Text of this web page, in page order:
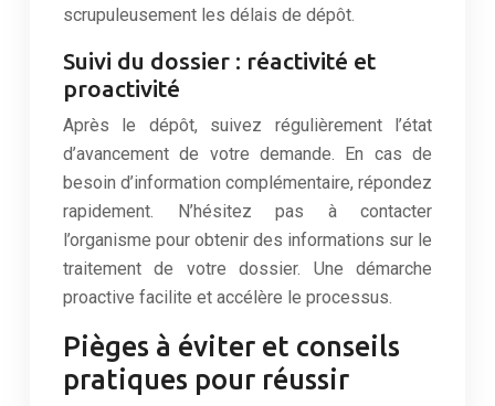
scrupuleusement les délais de dépôt.
Suivi du dossier : réactivité et
proactivité
Après le dépôt, suivez régulièrement l’état
d’avancement de votre demande. En cas de
besoin d’information complémentaire, répondez
rapidement. N’hésitez pas à contacter
l’organisme pour obtenir des informations sur le
traitement de votre dossier. Une démarche
proactive facilite et accélère le processus.
Pièges à éviter et conseils
pratiques pour réussir